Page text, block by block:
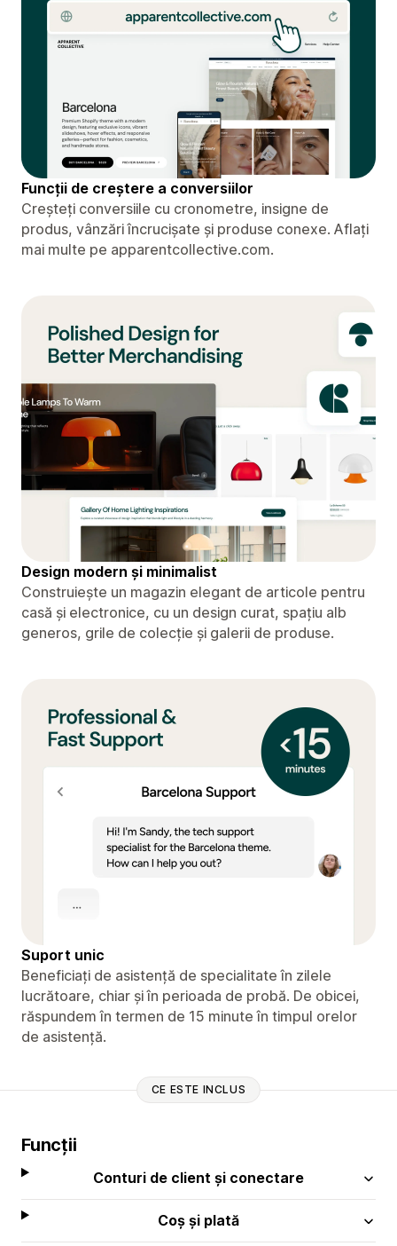
Funcții de creștere a conversiilor
Creșteți conversiile cu cronometre, insigne de
produs, vânzări încrucișate și produse conexe. Aflați
mai multe pe apparentcollective.com.
Design modern și minimalist
Construiește un magazin elegant de articole pentru
casă și electronice, cu un design curat, spațiu alb
generos, grile de colecție și galerii de produse.
Suport unic
Beneficiați de asistență de specialitate în zilele
lucrătoare, chiar și în perioada de probă. De obicei,
răspundem în termen de 15 minute în timpul orelor
de asistență.
CE ESTE INCLUS
Funcții
Conturi de client și conectare
Coș și plată